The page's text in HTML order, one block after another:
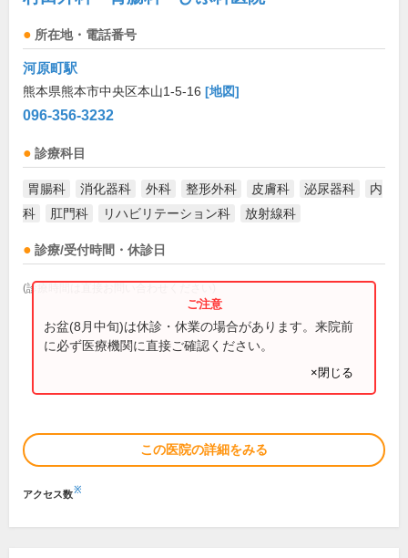
所在地・電話番号
河原町駅
熊本県熊本市中央区本山1-5-16 [地図]
096-356-3232
診療科目
胃腸科 消化器科 外科 整形外科 皮膚科 泌尿器科
内
科
肛門科 リハビリテーション科 放射線科
診療/受付時間・休診日
(診療時間は直接お問い合わせください)
お盆(8月中旬)は休診・休業の場合があります。来院前
に必ず医療機関に直接ご確認ください。
×閉じる
この医院の詳細をみる
アクセス数※